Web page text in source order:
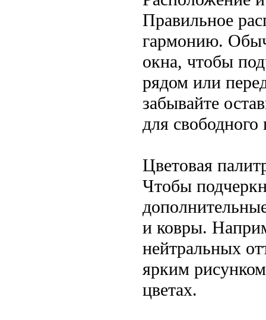
Правильное
гармонию.
окна, чтобы
рядом или
забывайте
для
Цветовая
Чтобы
и ковры.
нейтральных
ярким
цветах.